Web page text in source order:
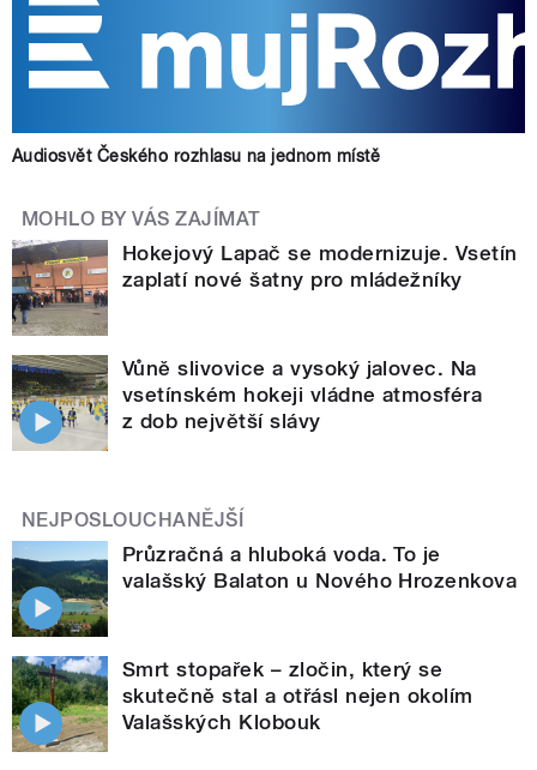
Audiosvět Českého rozhlasu na jednom místě
MOHLO BY VÁS ZAJÍMAT
Hokejový Lapač se modernizuje. Vsetín
zaplatí nové šatny pro mládežníky
Vůně slivovice a vysoký jalovec. Na
vsetínském hokeji vládne atmosféra
z dob největší slávy
NEJPOSLOUCHANĚJŠÍ
Průzračná a hluboká voda. To je
valašský Balaton u Nového Hrozenkova
Smrt stopařek – zločin, který se
skutečně stal a otřásl nejen okolím
Valašských Klobouk